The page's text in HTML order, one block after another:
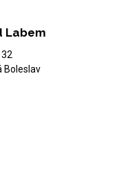
Labem
Boleslav